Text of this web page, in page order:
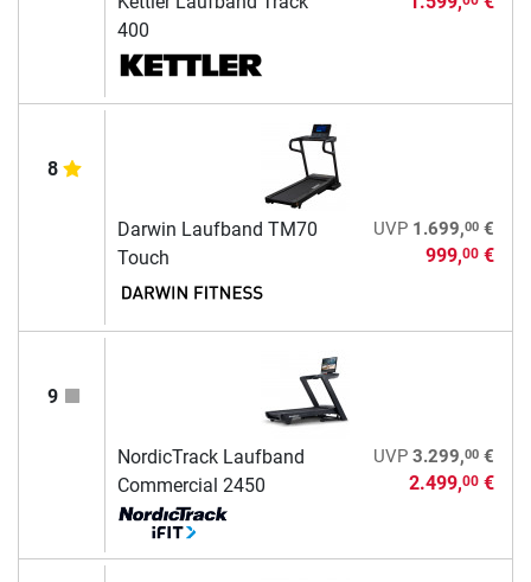
400
8
Darwin Laufband TM70
Touch
UVP 1.699,00€
999,00€
9
NordicTrack Laufband
Commercial 2450
UVP 3.299,00€
2.499,00€